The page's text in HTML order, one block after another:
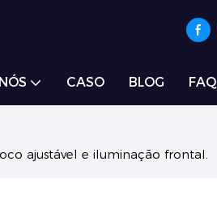
CASO BLOG FAQ
ajustável e iluminação frontal.